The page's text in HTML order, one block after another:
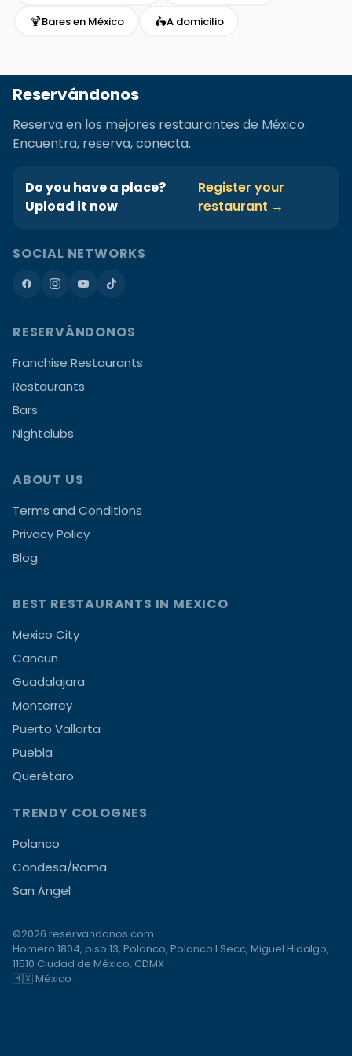
🍹Bares en México 🛵A domicilio
Reservándonos
Reserva en los mejores restaurantes de México.
Encuentra, reserva, conecta.
Do you have a place?
Upload it now
Register your
restaurant →
SOCIAL NETWORKS
RESERVÁNDONOS
Franchise Restaurants
Restaurants
Bars
Nightclubs
ABOUT US
Terms and Conditions
Privacy Policy
Blog
BEST RESTAURANTS IN MEXICO
Mexico City
Cancun
Guadalajara
Monterrey
Puerto Vallarta
Puebla
Querétaro
TRENDY COLOGNES
Polanco
Condesa/Roma
San Ángel
©2026 reservandonos.com
Homero 1804, piso 13, Polanco, Polanco I Secc, Miguel Hidalgo,
11510 Ciudad de México, CDMX
🇲🇽 México